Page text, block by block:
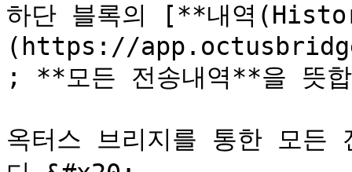
하단 블록의 [**내역
(https://
; **모든 전송내역**을 뜻
옥터스 브리지를 통한 모든